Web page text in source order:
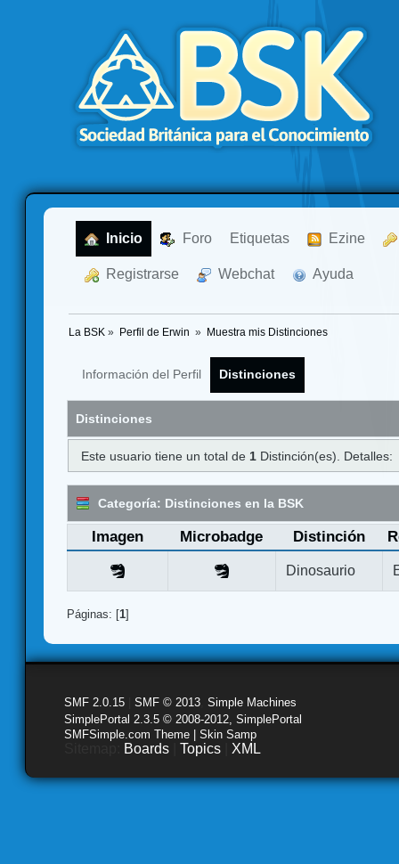
Inicio Foro Etiquetas Ezine
Registrarse Webchat Ayuda
La BSK » Perfil de Erwin » Muestra mis Distinciones
Información del Perfil Distinciones
Distinciones
Este usuario tiene un total de 1 Distinción(es). Detalles:
Categoría: Distinciones en la BSK
Imagen Microbadge Distinción
Dinosaurio
Páginas: [1]
SMF 2.0.15 SMF © 2013 Simple Machines
SimplePortal 2.3.5 © 2008-2012, SimplePortal
SMFSimple.com Theme | Skin Samp
Boards Topics XML